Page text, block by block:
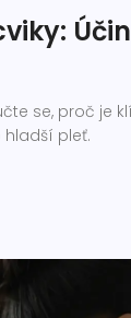
se, proč je
pleť.